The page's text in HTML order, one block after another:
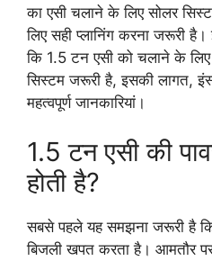
का एसी चलाने के लिए सोलर
लिए सही प्लानिंग करना जरूरी
कि 1.5 टन एसी को चलाने के
सिस्टम जरूरी है, इसकी लागत,
महत्वपूर्ण जानकारियां।
1.5 टन एसी की
होती है?
सबसे पहले यह समझना जरूरी है
बिजली खपत करता है। आमतौर